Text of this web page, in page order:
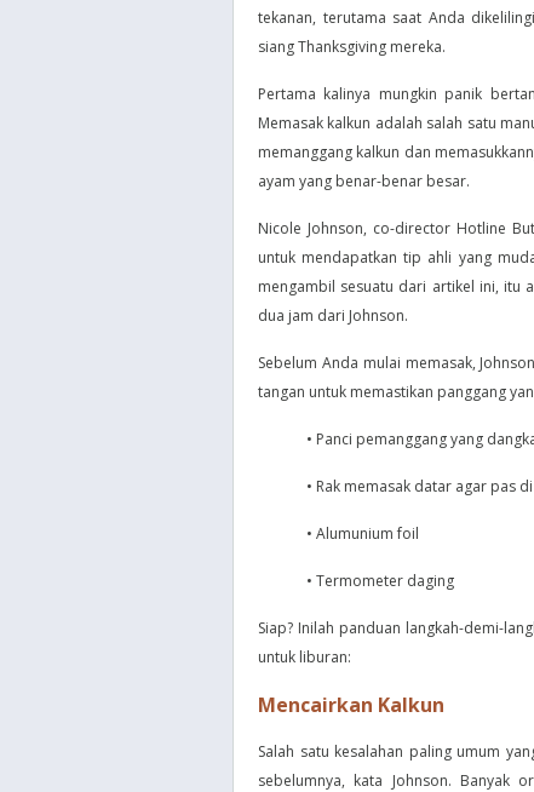
tekanan, terutama saat Anda
siang Thanksgiving mereka.
Pertama kalinya mungkin panik
Memasak kalkun adalah salah satu
memanggang kalkun dan
ayam yang benar-benar besar.
Nicole Johnson, co-director Hotline
untuk mendapatkan tip ahli yang
mengambil sesuatu dari artikel ini, itu
dua jam dari Johnson.
Sebelum Anda mulai memasak,
tangan untuk memastikan panggang
• Panci pemanggang yang
• Rak memasak datar agar pas
• Alumunium foil
• Termometer daging
Siap? Inilah panduan langkah-demi-
untuk liburan:
Mencairkan Kalkun
Salah satu kesalahan paling umum
sebelumnya, kata Johnson. Banyak